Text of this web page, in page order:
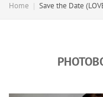
Home Save the Date